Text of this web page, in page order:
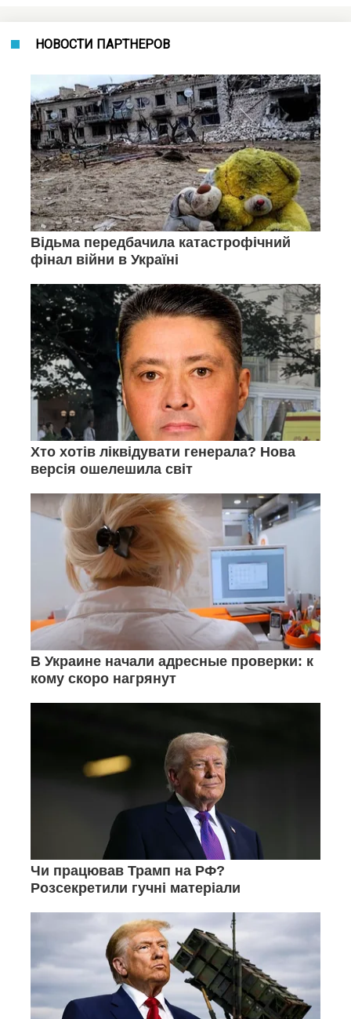
НОВОСТИ ПАРТНЕРОВ